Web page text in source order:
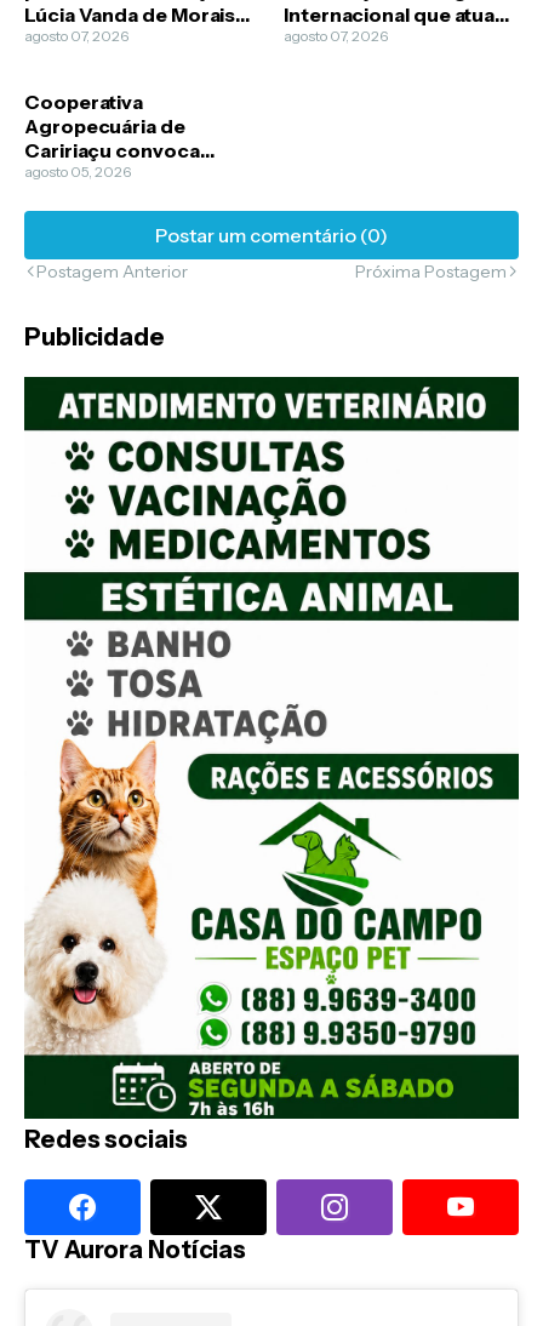
Lúcia Vanda de Morais
Guimarães
agosto 07, 2026
Internacional que atua
na guerra da Ucrânia
agosto 07, 2026
Cooperativa
Agropecuária de
Caririaçu convoca
cooperados para
Ordinária
agosto 05, 2026
Postar um comentário (0)
Postagem Anterior Próxima Postagem
Publicidade
Redes sociais
TV Aurora Notícias